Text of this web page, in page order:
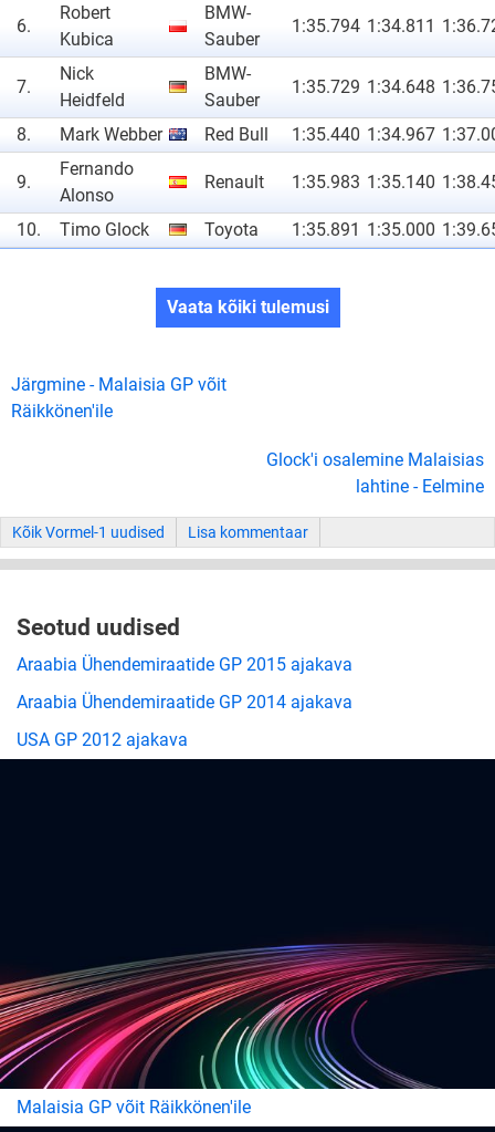
6.
Robert
Kubica
BMW-
Sauber
1:35.794 1:34.811
7.
Nick
Heidfeld
BMW-
Sauber
1:35.729 1:34.648
8. Mark Webber Red Bull 1:35.440 1:34.967
9.
Fernando
Alonso
Renault 1:35.983 1:35.140
10. Timo Glock Toyota 1:35.891 1:35.000
Vaata kõiki tulemusi
Järgmine - Malaisia GP võit
Räikkönen'ile
Glock'i osalemine Malaisias
lahtine - Eelmine
Kõik Vormel-1 uudised Lisa kommentaar
Seotud uudised
Araabia Ühendemiraatide GP 2015 ajakava
Araabia Ühendemiraatide GP 2014 ajakava
USA GP 2012 ajakava
Malaisia GP võit Räikkönen'ile